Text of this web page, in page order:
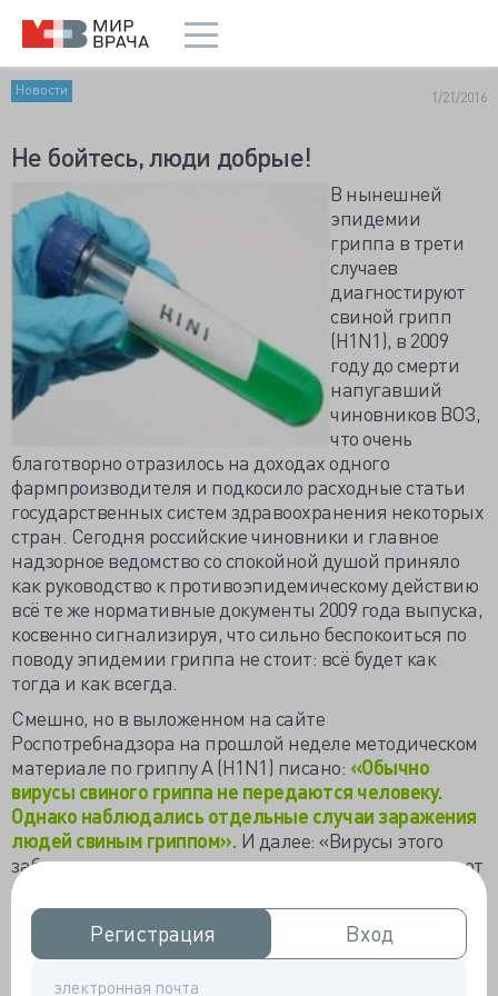
Регистрация
Регистрация Вход
Вход
Новости 1/21/2016
Не бойтесь, люди добрые!
В нынешней
эпидемии
гриппа в трети
случаев
диагностируют
свиной грипп
(H1N1), в 2009
году до смерти
напугавший
чиновников ВОЗ,
что очень
благотворно отразилось на доходах одного
фармпроизводителя и подкосило расходные статьи
государственных систем здравоохранения некоторых
стран. Сегодня российские чиновники и главное
надзорное ведомство со спокойной душой приняло
как руководство к противоэпидемическому действию
всё те же нормативные документы 2009 года выпуска,
косвенно сигнализируя, что сильно беспокоиться по
поводу эпидемии гриппа не стоит: всё будет как
тогда и как всегда.
Смешно, но в выложенном на сайте
Роспотребнадзора на прошлой неделе методическом
материале по гриппу А (H1N1) писано: «Обычно
вирусы свиного гриппа не передаются человеку.
Однако наблюдались отдельные случаи заражения
людей свиным гриппом». И далее: «Вирусы этого
заболевания могут передаваться непосредственно от
животного человеку и наоборот». Теперь, вроде и нет
сомнений о передаче вирусов и прививки делают
особо подверженным категориям, правда, никто не
даст голову на отсечение, что помогает. Главное,
чтобы не вредило.